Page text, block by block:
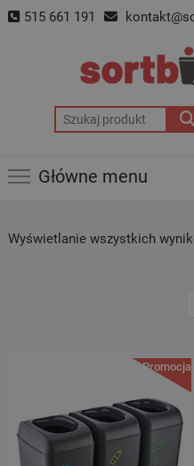
Skip 515 661 191
Główne menu
Wyświetlanie wszystkich
Promocja!